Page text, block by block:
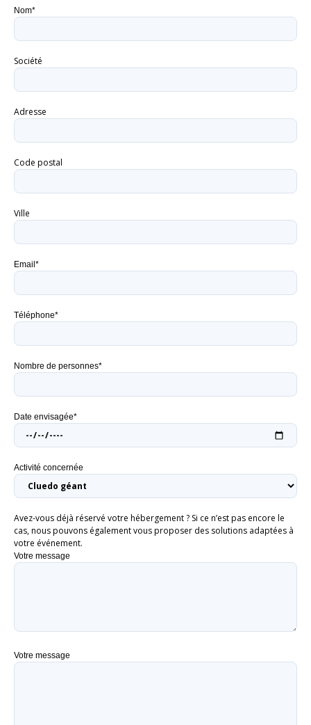
Nom*
Société
Adresse
Code postal
Ville
Email*
Téléphone*
Nombre de personnes*
Date envisagée*
Activité concernée
Avez-vous déjà réservé votre hébergement ? Si ce n’est pas encore le
cas, nous pouvons également vous proposer des solutions adaptées à
votre événement.
Votre message
Votre message